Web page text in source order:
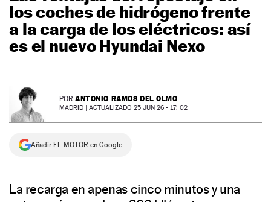
TECNOLOGÍA
SUPERCOCHES
NEWSLETTER
los coches de hidrógeno frente
a la carga de los eléctricos: así
es el nuevo Hyundai Nexo
POR ANTONIO RAMOS DEL OLMO
MADRID | ACTUALIZADO 25 JUN 26 - 17: 02
Añadir EL MOTOR en Google
La recarga en apenas cinco minutos y una